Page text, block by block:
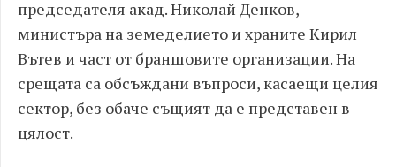
председателя акад. Николай Денков,
министъра на земеделието и храните Кирил
Вътев и част от браншовите организации. На
срещата са обсъждани въпроси, касаещи целия
сектор, без обаче същият да е представен в
цялост.